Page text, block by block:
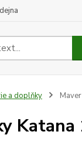
a doplňky